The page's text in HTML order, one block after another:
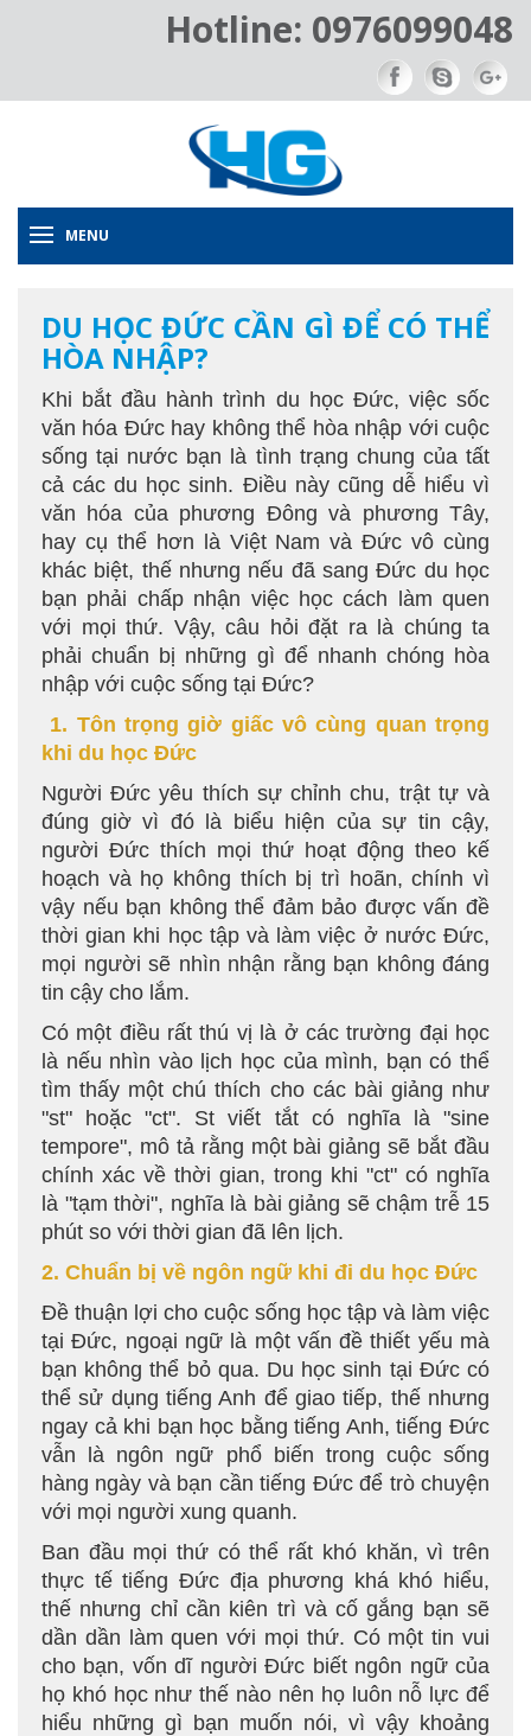
Hotline: 0976099048
MENU
DU HỌC ĐỨC CẦN GÌ ĐỂ CÓ THỂ
HÒA NHẬP?
Khi bắt đầu hành trình du học Đức, việc sốc
văn hóa Đức hay không thể hòa nhập với cuộc
sống tại nước bạn là tình trạng chung của tất
cả các du học sinh. Điều này cũng dễ hiểu vì
văn hóa của phương Đông và phương Tây,
hay cụ thể hơn là Việt Nam và Đức vô cùng
khác biệt, thế nhưng nếu đã sang Đức du học
bạn phải chấp nhận việc học cách làm quen
với mọi thứ. Vậy, câu hỏi đặt ra là chúng ta
phải chuẩn bị những gì để nhanh chóng hòa
nhập với cuộc sống tại Đức?
1. Tôn trọng giờ giấc vô cùng quan trọng
khi du học Đức
Người Đức yêu thích sự chỉnh chu, trật tự và
đúng giờ vì đó là biểu hiện của sự tin cậy,
người Đức thích mọi thứ hoạt động theo kế
hoạch và họ không thích bị trì hoãn, chính vì
vậy nếu bạn không thể đảm bảo được vấn đề
thời gian khi học tập và làm việc ở nước Đức,
mọi người sẽ nhìn nhận rằng bạn không đáng
tin cậy cho lắm.
Có một điều rất thú vị là ở các trường đại học
là nếu nhìn vào lịch học của mình, bạn có thể
tìm thấy một chú thích cho các bài giảng như
"st" hoặc "ct". St viết tắt có nghĩa là "sine
tempore", mô tả rằng một bài giảng sẽ bắt đầu
chính xác về thời gian, trong khi "ct" có nghĩa
là "tạm thời", nghĩa là bài giảng sẽ chậm trễ 15
phút so với thời gian đã lên lịch.
2. Chuẩn bị về ngôn ngữ khi đi du học Đức
Đề thuận lợi cho cuộc sống học tập và làm việc
tại Đức, ngoại ngữ là một vấn đề thiết yếu mà
bạn không thể bỏ qua. Du học sinh tại Đức có
thể sử dụng tiếng Anh để giao tiếp, thế nhưng
ngay cả khi bạn học bằng tiếng Anh, tiếng Đức
vẫn là ngôn ngữ phổ biến trong cuộc sống
hàng ngày và bạn cần tiếng Đức để trò chuyện
với mọi người xung quanh.
Ban đầu mọi thứ có thể rất khó khăn, vì trên
thực tế tiếng Đức địa phương khá khó hiểu,
thế nhưng chỉ cần kiên trì và cố gắng bạn sẽ
dần dần làm quen với mọi thứ. Có một tin vui
cho bạn, vốn dĩ người Đức biết ngôn ngữ của
họ khó học như thế nào nên họ luôn nỗ lực để
hiểu những gì bạn muốn nói, vì vậy khoảng